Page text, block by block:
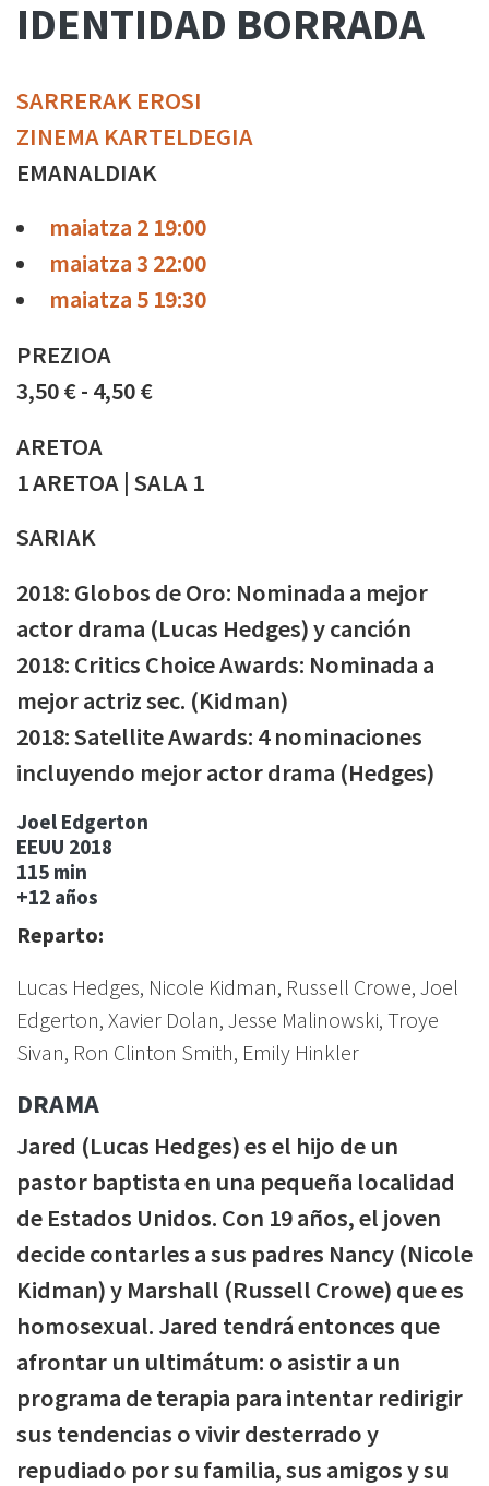
IDENTIDAD BORRADA
SARRERAK EROSI
ZINEMA KARTELDEGIA
EMANALDIAK
maiatza 2 19:00
maiatza 3 22:00
maiatza 5 19:30
PREZIOA
3,50 € - 4,50 €
ARETOA
1 ARETOA | SALA 1
SARIAK
2018: Globos de Oro: Nominada a mejor
actor drama (Lucas Hedges) y canción
2018: Critics Choice Awards: Nominada a
mejor actriz sec. (Kidman)
2018: Satellite Awards: 4 nominaciones
incluyendo mejor actor drama (Hedges)
Joel Edgerton
EEUU 2018
115 min
+12 años
Reparto:
Lucas Hedges, Nicole Kidman, Russell Crowe, Joel
Edgerton, Xavier Dolan, Jesse Malinowski, Troye
Sivan, Ron Clinton Smith, Emily Hinkler
DRAMA
Jared (Lucas Hedges) es el hijo de un
pastor baptista en una pequeña localidad
de Estados Unidos. Con 19 años, el joven
decide contarles a sus padres Nancy (Nicole
Kidman) y Marshall (Russell Crowe) que es
homosexual. Jared tendrá entonces que
afrontar un ultimátum: o asistir a un
programa de terapia para intentar redirigir
sus tendencias o vivir desterrado y
repudiado por su familia, sus amigos y su